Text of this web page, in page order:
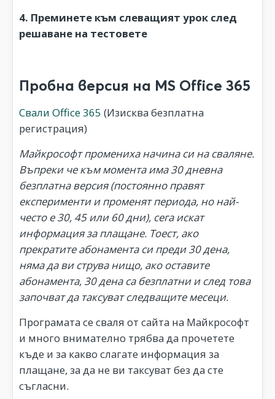
4. Преминете към слеващият урок след
решаване на тестовете
Пробна версия на MS Office 365
Свали Office 365 (Изисква безплатна
регистрация)
Майкрософт промениха начина си на сваляне.
Въпреки че към момента има 30 дневна
безплатна версия (постоянно правят
експерименти и променят периода, но най-
често е 30, 45 или 60 дни), сега искат
информация за плащане. Тоест, ако
прекратите абонамента си преди 30 дена,
няма да ви струва нищо, ако оставите
абонамента, 30 дена са безплатни и след това
започват да таксуват следващите месеци.
Програмата се сваля от сайта на Майкрософт
и много внимателно трябва да прочетете
къде и за какво слагате информация за
плащане, за да не ви таксуват без да сте
съгласни.